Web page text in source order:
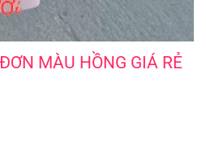
RẺ QUẬN 3 (BH-17)
MÀU HỒNG GIÁ RẺ